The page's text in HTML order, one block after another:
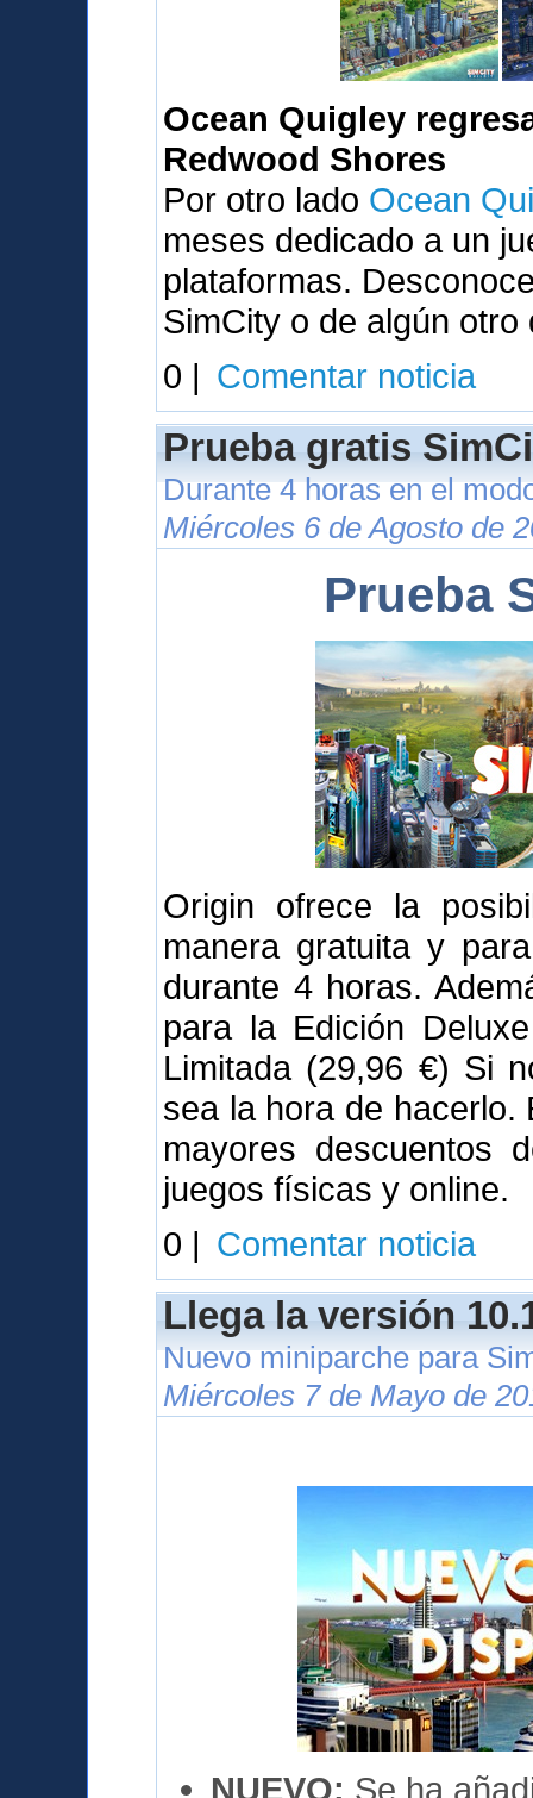
Ocean Quigley
Redwood Shores
Por otro lado Ocean
meses dedicado a un
plataformas.
SimCity o de algún
0 | Comentar noticia
Prueba gratis
Durante 4 horas en el
Miércoles 6 de Agosto de
Prueba
Origin ofrece la
manera gratuita y
durante 4 horas.
para la Edición
Limitada (29,96 €) Si
sea la hora de hacerlo.
mayores descuentos
juegos físicas y online.
0 | Comentar noticia
Llega la versión
Nuevo miniparche para
Miércoles 7 de Mayo de
NUEVO: Se ha